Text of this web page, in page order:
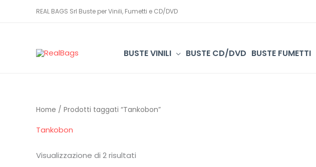
REAL BAGS Srl Buste per Vinili, Fumetti e CD/DVD
BUSTE VINILI BUSTE CD/DVD BUSTE FUMETTI
Home / Prodotti taggati “Tankobon”
Tankobon
Visualizzazione di 2 risultati